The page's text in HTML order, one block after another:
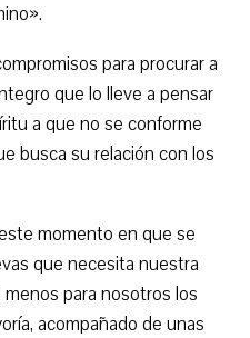
para procurar a
que lo lleve a pensar
a que no se conforme
busca su relación con los
momento en que se
que necesita nuestra
para nosotros los
acompañado de unas